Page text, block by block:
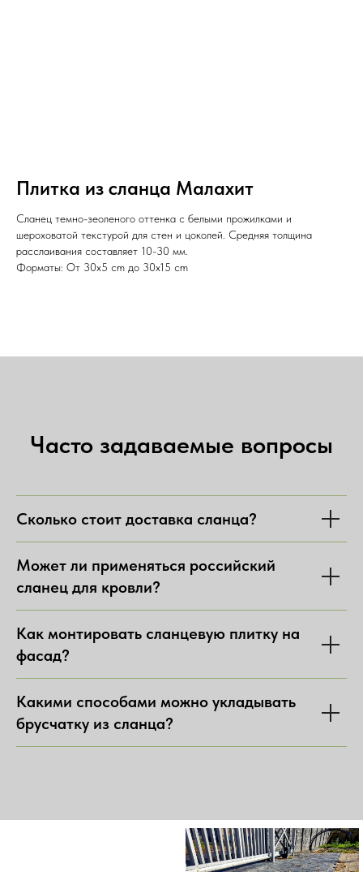
Плитка из сланца Малахит
Сланец темно-зеоленого оттенка с белыми прожилками и
шероховатой текстурой для стен и цоколей. Средняя толщина
расслаивания составляет 10-30 мм.
Форматы: От 30x5 cm до 30x15 cm
Часто задаваемые вопросы
Сколько стоит доставка сланца?
Может ли применяться российский
сланец для кровли?
Как монтировать сланцевую плитку на
фасад?
Какими способами можно укладывать
брусчатку из сланца?